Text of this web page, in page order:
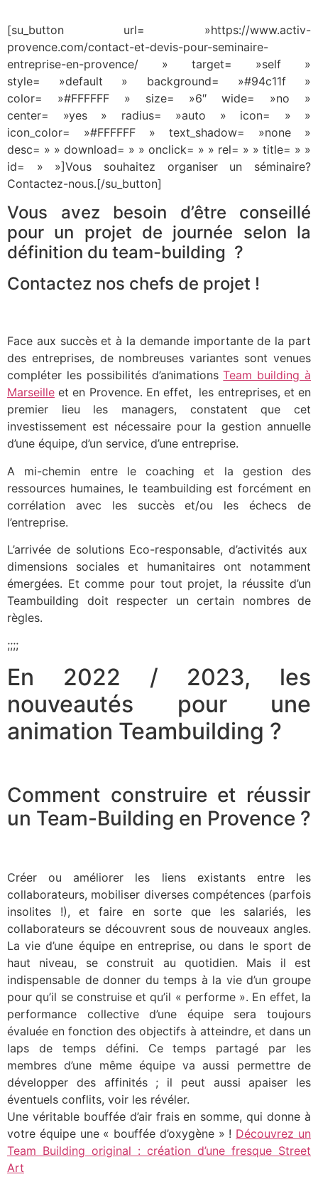
[su_button url= »https://www.activ-
provence.com/contact-et-devis-pour-seminaire-
entreprise-en-provence/ » target= »self »
style= »default » background= »#94c11f »
color= »#FFFFFF » size= »6″ wide= »no »
center= »yes » radius= »auto » icon= » »
icon_color= »#FFFFFF » text_shadow= »none »
desc= » » download= » » onclick= » » rel= » » title= » »
id= » »]Vous souhaitez organiser un séminaire?
Contactez-nous.[/su_button]
Vous avez besoin d’être conseillé
pour un projet de journée selon la
définition du team-building ?
Contactez nos chefs de projet !
Face aux succès et à la demande importante de la part
des entreprises, de nombreuses variantes sont venues
compléter les possibilités d’animationsTeam building à
Marseille et en Provence. En effet, les entreprises, et en
premier lieu les managers, constatent que cet
investissement est nécessaire pour la gestion annuelle
d’une équipe, d’un service, d’une entreprise.
A mi-chemin entre le coaching et la gestion des
ressources humaines, le teambuilding est forcément en
corrélation avec les succès et/ou les échecs de
l’entreprise.
L’arrivée de solutions Eco-responsable, d’activités aux
dimensions sociales et humanitaires ont notamment
émergées. Et comme pour tout projet, la réussite d’un
Teambuilding doit respecter un certain nombres de
règles.
;;;;
En 2022 / 2023, les
nouveautés pour une
animation Teambuilding ?
Comment construire et réussir
un Team-Building en Provence ?
Créer ou améliorer les liens existants entre les
collaborateurs, mobiliser diverses compétences (parfois
insolites !), et faire en sorte que les salariés, les
collaborateurs se découvrent sous de nouveaux angles.
La vie d’une équipe en entreprise, ou dans le sport de
haut niveau, se construit au quotidien. Mais il est
indispensable de donner du temps à la vie d’un groupe
pour qu’il se construise et qu’il « performe ». En effet, la
performance collective d’une équipe sera toujours
évaluée en fonction des objectifs à atteindre, et dans un
laps de temps défini. Ce temps partagé par les
membres d’une même équipe va aussi permettre de
développer des affinités ; il peut aussi apaiser les
éventuels conflits, voir les révéler.
Une véritable bouffée d’air frais en somme, qui donne à
votre équipe une « bouffée d’oxygène » ! Découvrez un
Team Building original : création d’une fresque Street
Art